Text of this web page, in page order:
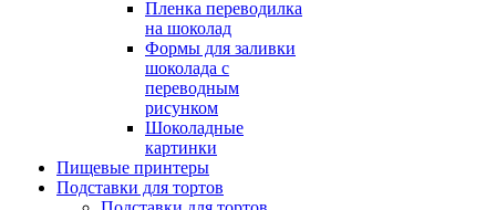
Пленка переводилка
на шоколад
Формы для заливки
шоколада с
переводным
рисунком
Шоколадные
картинки
Пищевые принтеры
Подставки для тортов